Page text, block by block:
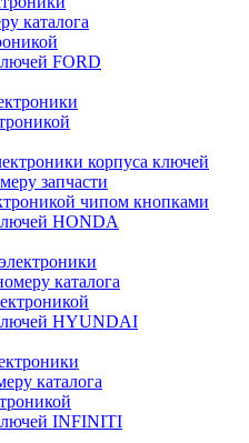
каталога
FORD
корпуса ключей
запчасти
чипом кнопками
HONDA
каталога
HYUNDAI
каталога
INFINITI